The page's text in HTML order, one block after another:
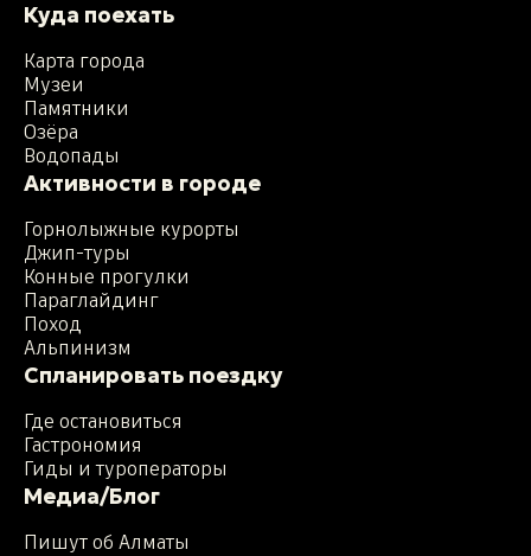
Куда поехать
Карта города
Музеи
Памятники
Озёра
Водопады
Активности в городе
Горнолыжные курорты
Джип-туры
Конные прогулки
Параглайдинг
Поход
Альпинизм
Спланировать поездку
Где остановиться
Гастрономия
Гиды и туроператоры
Медиа/Блог
Пишут об Алматы